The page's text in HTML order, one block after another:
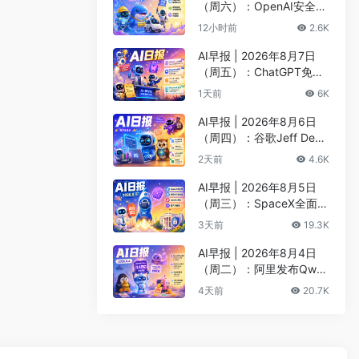
（周六）：OpenAI安全评
估暂停Astra开发、DeepS
资
12小时前 2.6K
AI早报 | 2026年8月7日
（周五）：ChatGPT免费
版升级GPT-5.6 Luna无限
萨比斯卸任CEO
1天前 6K
AI早报 | 2026年8月6日
（周四）：谷歌Jeff Dean
创办AI科学公司、Meta发
2天前 4.6K
AI早报 | 2026年8月5日
（周三）：SpaceX全面押
注英伟达布局太空AI、四
3天前 19.3K
AI早报 | 2026年8月4日
（周二）：阿里发布Qwen
3.8-Max旗舰模型、MiniM
4天前 20.7K